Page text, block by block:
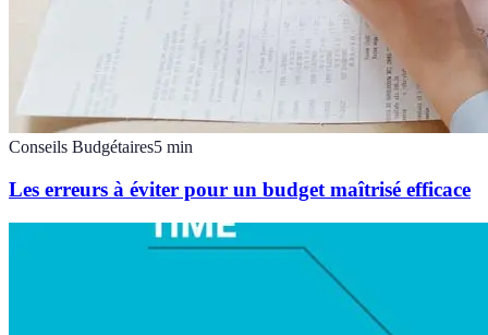
Conseils Budgétaires5 min
Les erreurs à éviter pour un budget maîtrisé efficace